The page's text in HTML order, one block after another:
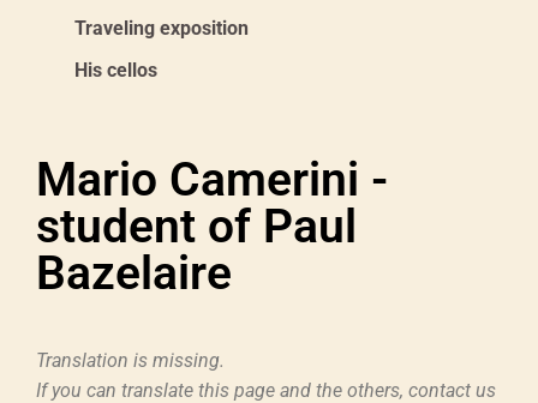
Traveling exposition
His cellos
Mario Camerini -
student of Paul
Bazelaire
Translation is missing.
If you can translate this page and the others, contact us